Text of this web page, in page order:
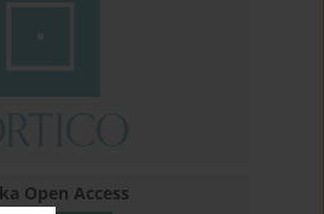
Open Access